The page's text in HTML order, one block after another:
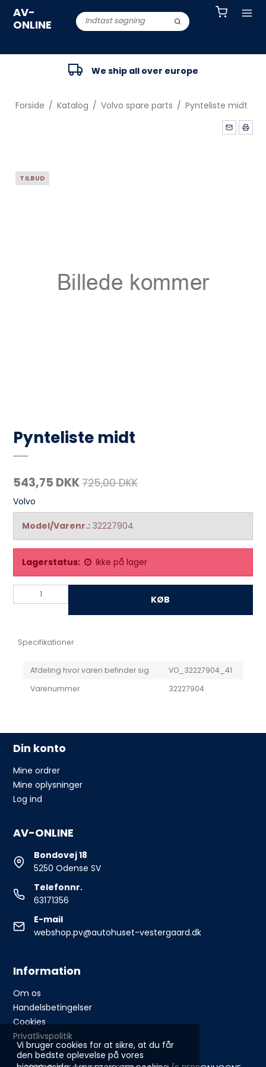
Vi bruger cookies for at sikre, at du får
den bedste oplevelse på vores
AV-
ONLINE
We ship all over europe
Forside / Katalog / Volvo spare parts / Pynteliste midt
TILBUD
Pynteliste midt
543,75 DKK725,00 DKK
Volvo
Model/Varenr.: 32227904
Lagerstatus: Ikke på lager
KØB
Specifikationer
Afdeling hvor varen befinder sig
VO_32227904_41
Varenummer
32227904
Din konto
Mine ordrer
Mine oplysninger
Log ind
AV-ONLINE
Bondovej 18
5250 Odense SV
Telefonnr.
63171356
E-mail
webshop.pv@autohuset-vestergaard.dk
Information
Om os
Handelsbetingelser
Cookies
Privatlivspolitik